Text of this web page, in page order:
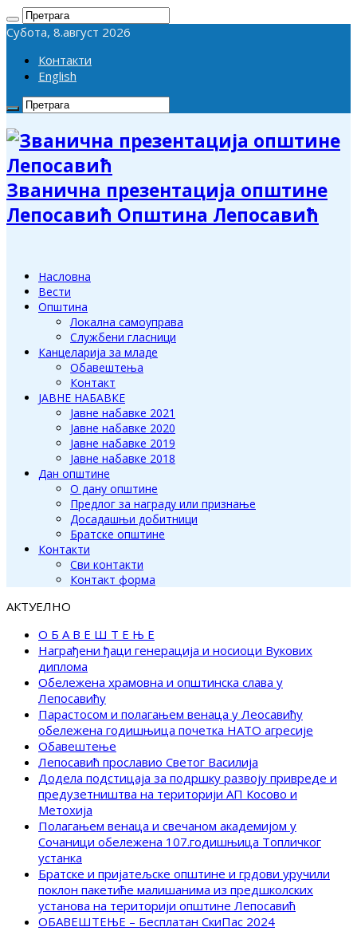
Субота, 8.август 2026
Контакти
English
Званична презентација општине
Лепосавић Општина Лепосавић
Насловна
Вести
Општина
Локална самоуправа
Службени гласници
Канцеларија за младе
Обавештења
Контакт
ЈАВНЕ НАБАВКЕ
Јавне набавке 2021
Јавне набавке 2020
Јавне набавке 2019
Јавне набавке 2018
Дан општине
О дану општине
Предлог за награду или признање
Досадашњи добитници
Братске општине
Контакти
Сви контакти
Контакт форма
АКТУЕЛНО
О Б А В Е Ш Т Е Њ Е
Награђени ђаци генерација и носиоци Вукових
диплома
Обележена храмовна и општинска слава у
Лепосавићу
Парастосом и полагањем венаца у Леосавићу
обележена годишњица почетка НАТО агресије
Обавештење
Лепосавић прославио Светог Василија
Додела подстицаја за подршку развоју привреде и
предузетништва на територији АП Косово и
Метохија
Полагањем венаца и свечаном академијом у
Сочаници обележена 107.годишњица Топличког
устанка
Братске и пријатељске општине и грдови уручили
поклон пакетиће малишанима из предшколских
установа на територији општине Лепосавић
ОБАВЕШТЕЊЕ – Бесплатан СкиПас 2024